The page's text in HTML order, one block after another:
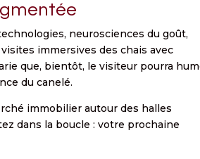
neurosciences du goût,
immersives des chais avec
que, bientôt, le visiteur pourra
du canelé.
immobilier autour des halles
dans la boucle : votre prochaine